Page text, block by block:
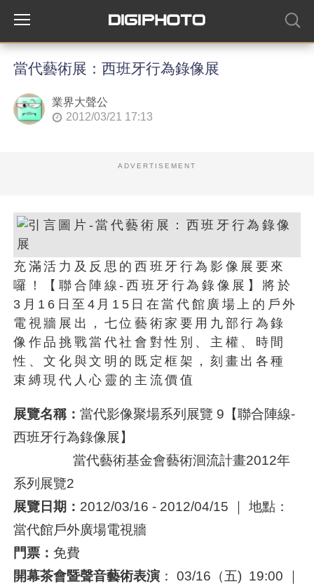
當代藝術展：西班牙行為錄像展
業界大聲公
2012/03/21 17:13
ADVERTISEMENT
充滿活力及反思的西班牙行為影像展要來
囉！【聯合陣線-西班牙行為錄像展】將於
3月16日至4月15日在當代館廣場上的戶外
電視牆展出，七位藝術家要用九部行為錄
像作品挑戰當代社會對性別、主權、時間
性、文化與文明的既定框架，刻畫出各種
束縛現代人心靈的主流價值
展覽名稱：當代影像聚場系列展覽 9【聯合陣線-
西班牙行為錄像展】
當代藝術基金會藝術洄流計畫2012年
系列展覽2
展覽日期： 2012/03/16 - 2012/04/15 ｜ 地點：
當代館戶外廣場電視牆
門票： 免費
開幕茶會暨聲音藝術表演 ： 03/16（五) 19:00 ｜